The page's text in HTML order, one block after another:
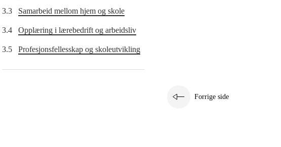
3.3 Samarbeid mellom hjem og skole
3.4 Opplæring i lærebedrift og arbeidsliv
3.5 Profesjonsfellesskap og skoleutvikling
Forrige side